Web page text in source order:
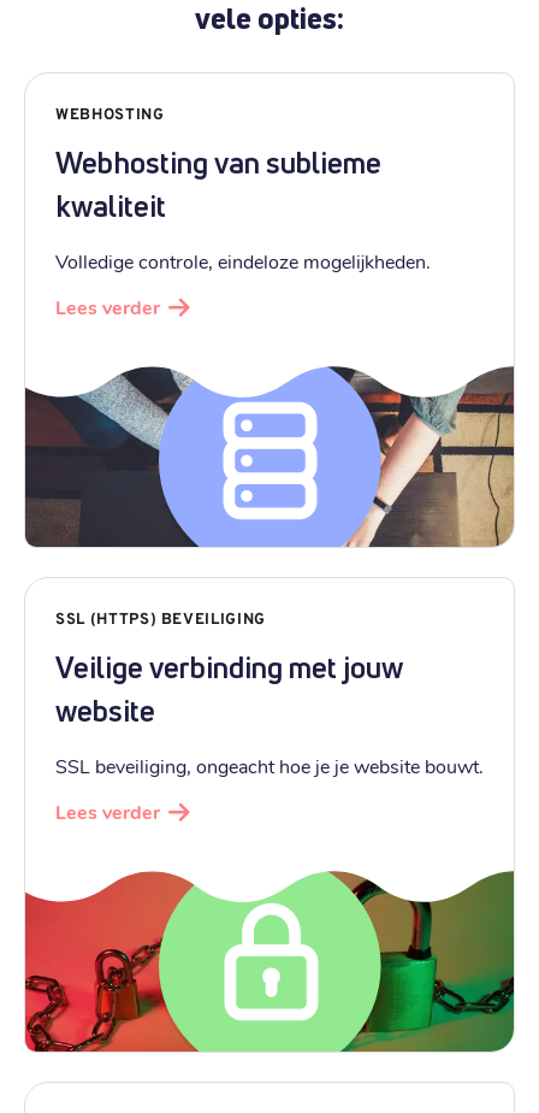
vele opties:
WEBHOSTING
Webhosting van sublieme
kwaliteit
Volledige controle, eindeloze mogelijkheden.
Lees verder
SSL (HTTPS) BEVEILIGING
Veilige verbinding met jouw
website
SSL beveiliging, ongeacht hoe je je website bouwt.
Lees verder